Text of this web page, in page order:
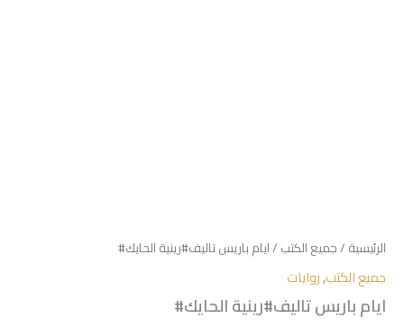
الرئيسية /جميع الكتب / ايام باريس تاليف#رينية الحايك#
جميع الكتب,روايات
ايام باريس تاليف#رينية الحايك#